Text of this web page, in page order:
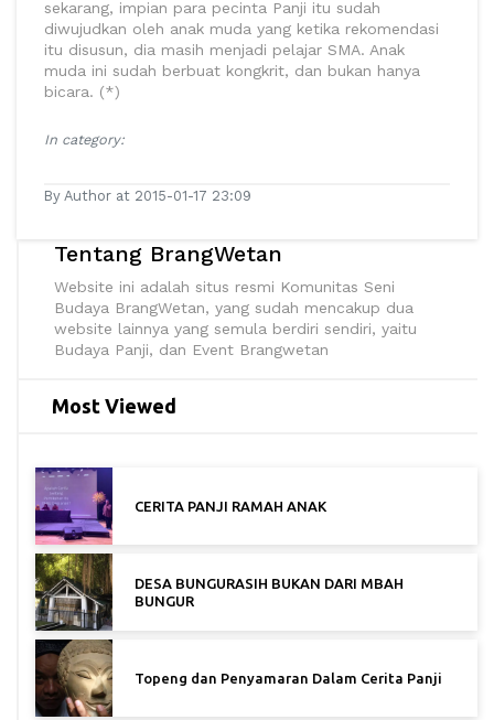
sekarang, impian para pecinta Panji itu sudah
diwujudkan oleh anak muda yang ketika rekomendasi
itu disusun, dia masih menjadi pelajar SMA. Anak
muda ini sudah berbuat kongkrit, dan bukan hanya
bicara. (*)
In category:
By Author at 2015-01-17 23:09
Tentang BrangWetan
Website ini adalah situs resmi Komunitas Seni
Budaya BrangWetan, yang sudah mencakup dua
website lainnya yang semula berdiri sendiri, yaitu
Budaya Panji, dan Event Brangwetan
Most Viewed
CERITA PANJI RAMAH ANAK
DESA BUNGURASIH BUKAN DARI MBAH
BUNGUR
Topeng dan Penyamaran Dalam Cerita Panji